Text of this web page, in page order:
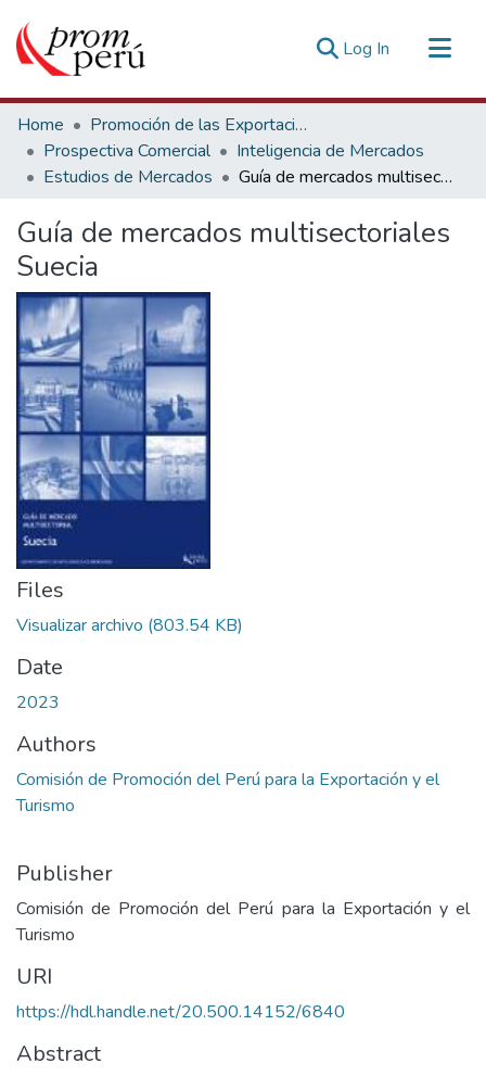
Log In (current)
Communities & Collections
All of DSpace
Statistics
Estadísticas Externas
Home
Promoción de las Exportaciones
Prospectiva Comercial
Inteligencia de Mercados
Estudios de Mercados
Guía de mercados multisectoriales Suecia
Guía de mercados multisectoriales
Suecia
Files
Visualizar archivo (803.54 KB)
Date
2023
Authors
Comisión de Promoción del Perú para la Exportación y el
Turismo
Publisher
Comisión de Promoción del Perú para la Exportación y el
Turismo
URI
https://hdl.handle.net/20.500.14152/6840
Abstract